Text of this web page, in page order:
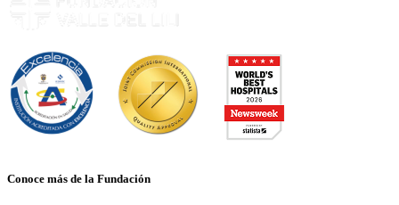
Conoce más de la Fundación